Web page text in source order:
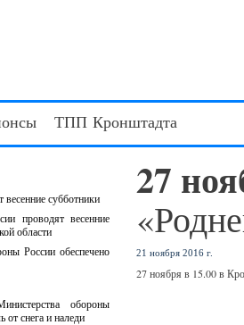
ТПП Кронштадта
субботники
проводят весенние
области
России обеспечено
обороны
от снега и наледи
27
21 ноября 2016 г.
27 ноября в 15.00 в